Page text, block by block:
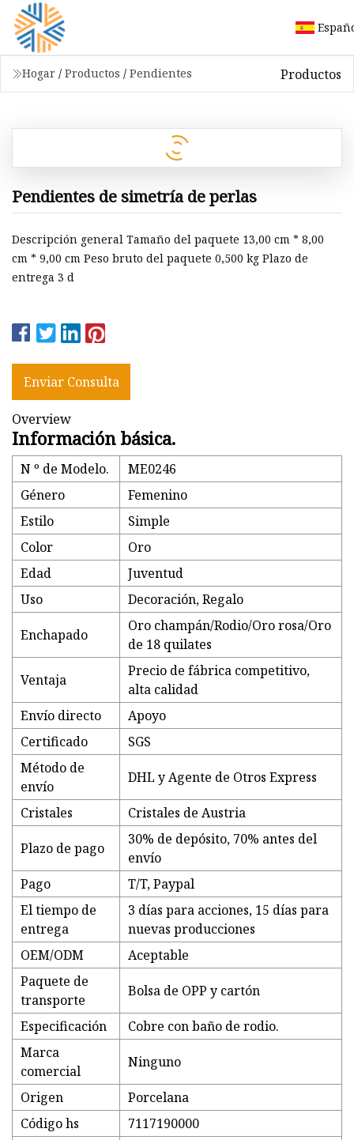
Hogar / Productos / Pendientes Productos
Pendientes de simetría de perlas
Descripción general Tamaño del paquete 13,00 cm * 8,00
cm * 9,00 cm Peso bruto del paquete 0,500 kg Plazo de
entrega 3 d
Enviar Consulta
Overview
Información básica.
N º de Modelo.
ME0246
Género
Femenino
Estilo
Simple
Color
Oro
Edad
Juventud
Uso
Decoración, Regalo
Enchapado
Oro champán/Rodio/Oro rosa/Oro
de 18 quilates
Ventaja
Precio de fábrica competitivo,
alta calidad
Envío directo
Apoyo
Certificado
SGS
Método de
envío
DHL y Agente de Otros Express
Cristales Cristales de Austria
Plazo de pago
30% de depósito, 70% antes del
envío
Pago
T/T, Paypal
El tiempo de
entrega
3 días para acciones, 15 días para
nuevas producciones
OEM/ODM
Aceptable
Paquete de
transporte
Bolsa de OPP y cartón
Especificación
Cobre con baño de rodio.
Marca
comercial
Ninguno
Origen
Porcelana
Código hs
7117190000